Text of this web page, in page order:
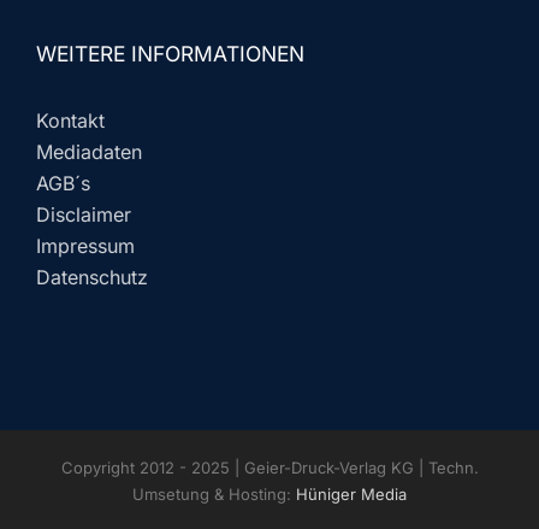
WEITERE INFORMATIONEN
Kontakt
Mediadaten
AGB´s
Disclaimer
Impressum
Datenschutz
Copyright 2012 - 2025 | Geier-Druck-Verlag KG | Techn.
Umsetung & Hosting: Hüniger Media